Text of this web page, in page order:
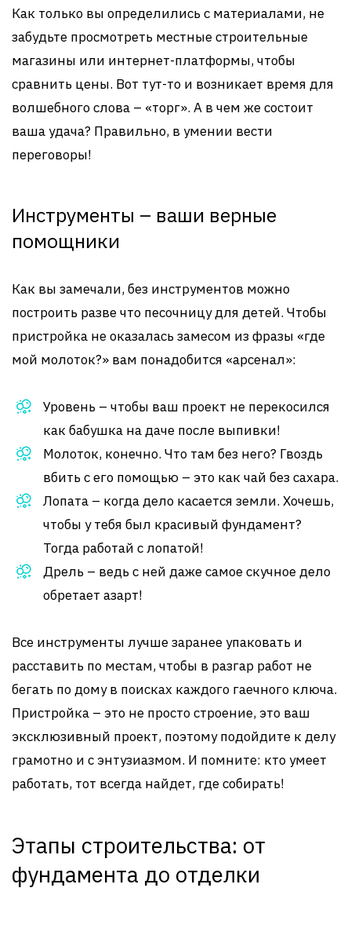
Как только вы определились с материалами, не
забудьте просмотреть местные строительные
магазины или интернет-платформы, чтобы
сравнить цены. Вот тут-то и возникает время для
волшебного слова – «торг». А в чем же состоит
ваша удача? Правильно, в умении вести
переговоры!
Инструменты – ваши верные
помощники
Как вы замечали, без инструментов можно
построить разве что песочницу для детей. Чтобы
пристройка не оказалась замесом из фразы «где
мой молоток?» вам понадобится «арсенал»:
Уровень – чтобы ваш проект не перекосился
как бабушка на даче после выпивки!
Молоток, конечно. Что там без него? Гвоздь
вбить с его помощью – это как чай без сахара.
Лопата – когда дело касается земли. Хочешь,
чтобы у тебя был красивый фундамент?
Тогда работай с лопатой!
Дрель – ведь с ней даже самое скучное дело
обретает азарт!
Все инструменты лучше заранее упаковать и
расставить по местам, чтобы в разгар работ не
бегать по дому в поисках каждого гаечного ключа.
Пристройка – это не просто строение, это ваш
эксклюзивный проект, поэтому подойдите к делу
грамотно и с энтузиазмом. И помните: кто умеет
работать, тот всегда найдет, где собирать!
Этапы строительства: от
фундамента до отделки